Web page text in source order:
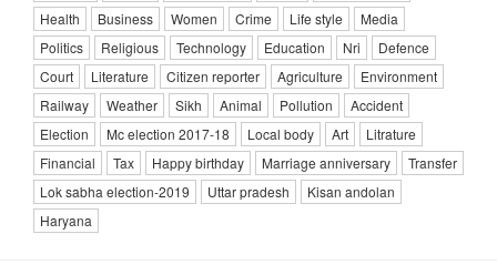
Health
Business Women Crime Life style
Media
Politics
Religious Technology Education Nri
Defence
Court
Literature Citizen reporter Agriculture
Environment
Railway
Weather Sikh Animal Pollution
Accident
Election
Mc election 2017-18 Local body Art
Litrature
Financial
Tax Happy birthday Marriage anniversary
Transfer
Lok sabha election-2019
Uttar pradesh
Kisan andolan
Haryana